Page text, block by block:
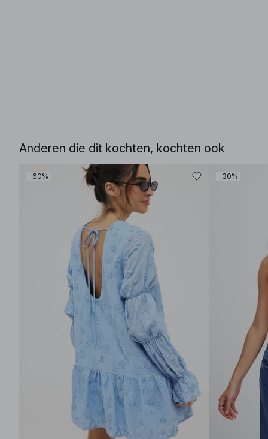
Anderen die dit kochten, kochten ook
-60% -30%